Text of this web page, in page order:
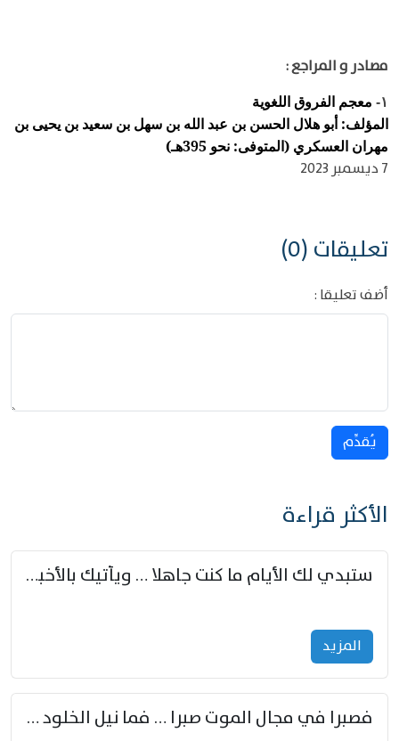
مصادر و المراجع :
١-
معجم الفروق اللغوية
المؤلف: أبو هلال الحسن بن عبد الله بن سهل بن سعيد بن يحيى بن
مهران العسكري (المتوفى: نحو 395هـ)
7 ديسمبر 2023
تعليقات (0)
أضف تعليقا :
يُقدِّم
الأكثر قراءة
ستبدي لك الأيام ما كنت جاهلا … ويأتيك بالأخبار من لم تزوّد
المزید
فصبرا في مجال الموت صبرا … فما نيل الخلود بمستطاع